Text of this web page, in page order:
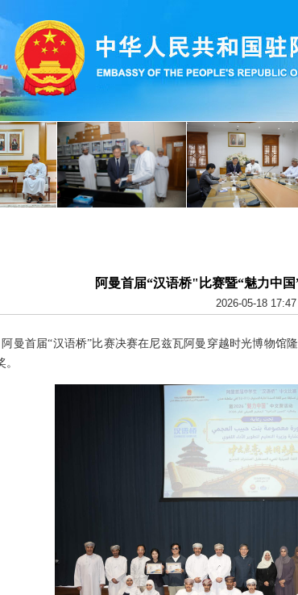
阿曼首届“汉语桥"比赛暨“魅力中
2026-05-18 17:47
阿曼首届“汉语桥”比赛决赛在尼兹瓦阿曼穿越时光博物